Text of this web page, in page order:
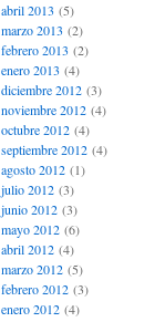
abril 2013 (5)
marzo 2013 (2)
febrero 2013 (2)
enero 2013 (4)
diciembre 2012(3)
noviembre 2012(4)
octubre 2012(4)
septiembre 2012(4)
agosto 2012(1)
julio 2012(3)
junio 2012(3)
mayo 2012(6)
abril 2012(4)
marzo 2012(5)
febrero 2012(3)
enero 2012(4)